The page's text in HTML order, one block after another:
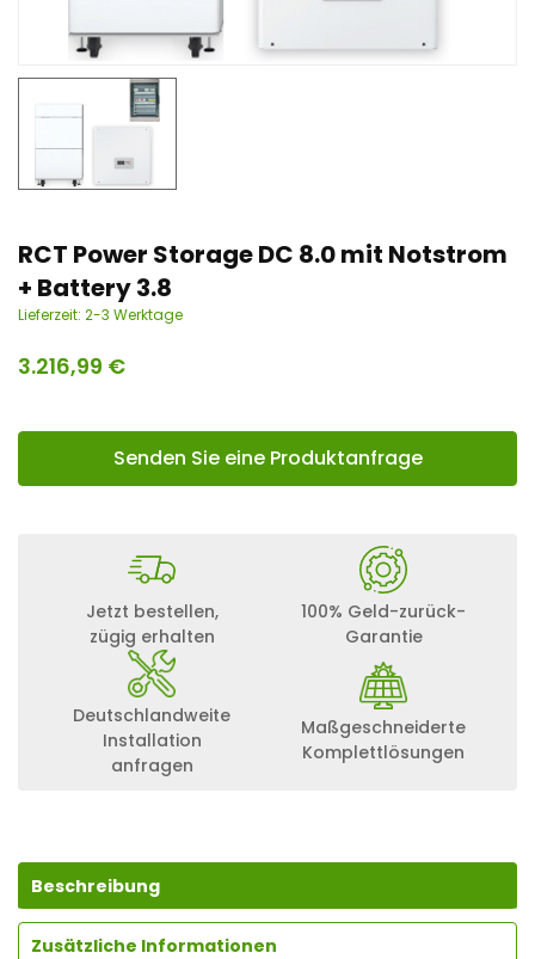
RCT Power Storage DC 8.0 mit Notstrom
+ Battery 3.8
Lieferzeit: 2-3 Werktage
3.216,99 €
Senden Sie eine Produktanfrage
Jetzt bestellen,
zügig erhalten
100% Geld-zurück-
Garantie
Deutschlandweite
Installation
anfragen
Maßgeschneiderte
Komplettlösungen
Beschreibung
Zusätzliche Informationen